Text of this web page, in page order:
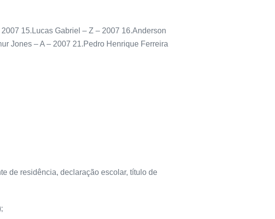
15.Lucas Gabriel – Z – 2007 16.Anderson
Jones – A – 2007 21.Pedro Henrique Ferreira
de residência, declaração escolar, título de